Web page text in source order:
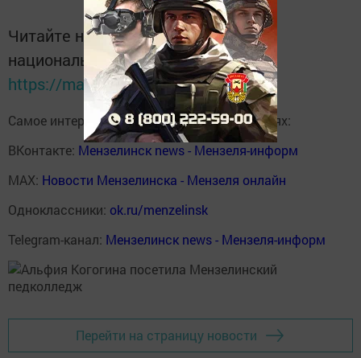
Читайте новости Татарстана в
национальном мессенджере MАХ:
https://max.ru/tatmedia
Самое интересное в наших социальных сетях:
ВКонтакте: Мензелинск news - Мензеля-информ
MAX: Новости Мензелинска - Мензеля онлайн
Одноклассники: ok.ru/menzelinsk
Telegram-канал: Мензелинск news - Мензеля-информ
Перейти на страницу новости